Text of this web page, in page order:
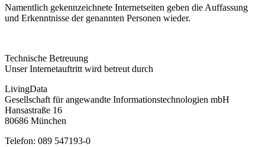
Namentlich gekennzeichnete Internetseiten geben die Auffassung
und Erkenntnisse der genannten Personen wieder.
Technische Betreuung
Unser Internetauftritt wird betreut durch
LivingData
Gesellschaft für angewandte Informationstechnologien mbH
Hansastraße 16
80686 München
Telefon: 089 547193-0